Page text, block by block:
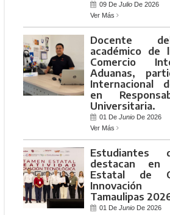
09 De Julio De 2026
Ver Más
Docente
académico de
Comercio
Aduanas,
Internacional
en
Universitaria.
01 De Junio De 2026
Ver Más
destacan en
Estatal de
Innovación
Tamaulipas
01 De Junio De 2026